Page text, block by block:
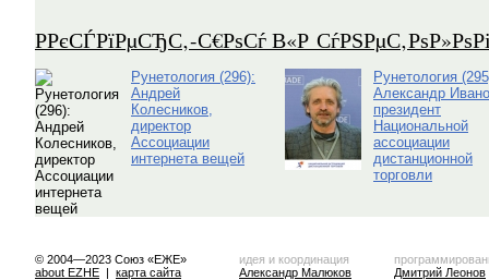
Р­РєСЃРїРµСЂС‚-С€РѕСѓ В«Р
Рунетология (296):
Андрей
Колесников,
директор
Ассоциации
интернета вещей
Рунетология
Александр
президент
Национальной
ассоциации
дистанционной
торговли
© 2004—2023 Союз «ЕЖЕ»
about EZHE | карта сайта
идея и координация
Александр Малюков
Дмитрий Леонов